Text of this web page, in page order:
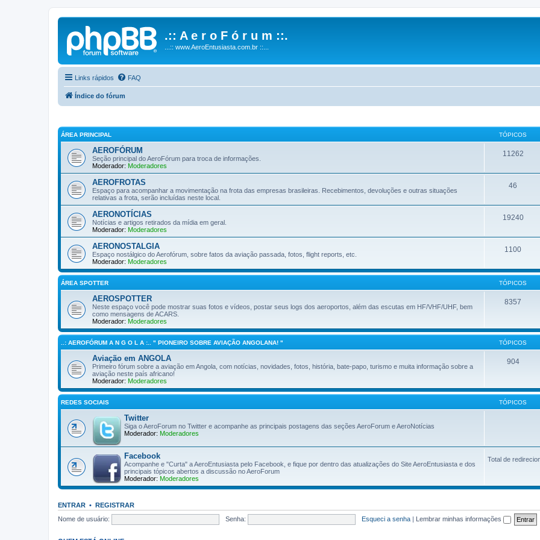
.:: A e r o F ó r u m ::.
...:: www.AeroEntusiasta.com.br ::...
Links rápidos FAQ
Índice do fórum
ÁREA PRINCIPAL TÓPICOS
AEROFÓRUM
Seção principal do AeroFórum para troca de informações.
Moderador: Moderadores
11262
AEROFROTAS
Espaço para acompanhar a movimentação na frota das empresas brasileiras. Recebimentos, devoluções e outras situações
relativas a frota, serão incluídas neste local.
46
AERONOTÍCIAS
Notícias e artigos retirados da mídia em geral.
Moderador: Moderadores
19240
AERONOSTALGIA
Espaço nostálgico do Aerofórum, sobre fatos da aviação passada, fotos, flight reports, etc.
Moderador: Moderadores
1100
ÁREA SPOTTER TÓPICOS
AEROSPOTTER
Neste espaço você pode mostrar suas fotos e vídeos, postar seus logs dos aeroportos, além das escutas em HF/VHF/UHF, bem
como mensagens de ACARS.
Moderador: Moderadores
8357
..: AEROFÓRUM A N G O L A :.. " PIONEIRO SOBRE AVIAÇÃO ANGOLANA! " TÓPICOS
Aviação em ANGOLA
Primeiro fórum sobre a aviação em Angola, com notícias, novidades, fotos, história, bate-papo, turismo e muita informação sobre a
aviação neste país africano!
Moderador: Moderadores
904
REDES SOCIAIS TÓPICOS
Twitter
Siga o AeroForum no Twitter e acompanhe as principais postagens das seções AeroForum e AeroNotícias
Moderador: Moderadores
Facebook
Acompanhe e "Curta" a AeroEntusiasta pelo Facebook, e fique por dentro das atualizações do Site AeroEntusiasta e dos
principais tópicos abertos a discussão no AeroForum
Moderador: Moderadores
Total de
ENTRAR • REGISTRAR
Nome de usuário:
Senha: Esqueci a senha | Lembrar minhas informações